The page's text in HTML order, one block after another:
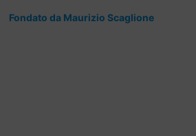
Fondato da Maurizio Scaglione